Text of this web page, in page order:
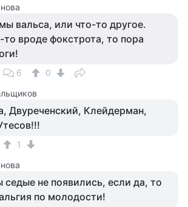
вальса, или что-то другое.
то вроде фокстрота, то пора
6
0
Двуреченский, Клейдерман,
1
седые не появились, если да, то
по молодости!